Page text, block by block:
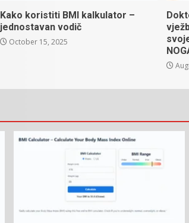
Kako koristiti BMI kalkulator –
jednostavan vodič
October 15, 2025